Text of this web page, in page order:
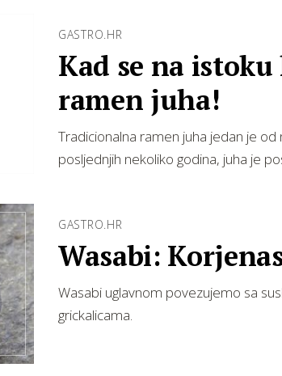
GASTRO.HR
Kad se na
ramen juha!
Tradicionalna ramen juha jedan je
posljednjih nekoliko godina, juha je
GASTRO.HR
Wasabi:
Wasabi uglavnom povezujemo sa
grickalicama.